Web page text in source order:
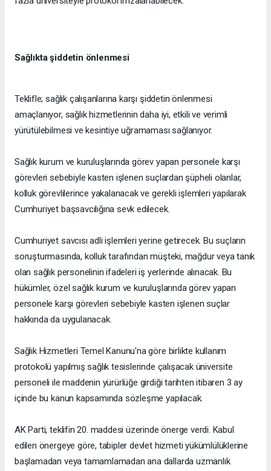
Sağlıkta şiddetin önlenmesi
Teklifle; sağlık çalışanlarına karşı şiddetin önlenmesi
amaçlanıyor, sağlık hizmetlerinin daha iyi, etkili ve verimli
yürütülebilmesi ve kesintiye uğramaması sağlanıyor.
Sağlık kurum ve kuruluşlarında görev yapan personele karşı
görevleri sebebiyle kasten işlenen suçlardan şüpheli olanlar,
kolluk görevlilerince yakalanacak ve gerekli işlemleri yapılarak
Cumhuriyet başsavcılığına sevk edilecek.
Cumhuriyet savcısı adli işlemleri yerine getirecek. Bu suçların
soruşturmasında, kolluk tarafından müşteki, mağdur veya tanık
olan sağlık personelinin ifadeleri iş yerlerinde alınacak. Bu
hükümler, özel sağlık kurum ve kuruluşlarında görev yapan
personele karşı görevleri sebebiyle kasten işlenen suçlar
hakkında da uygulanacak.
Sağlık Hizmetleri Temel Kanunu'na göre birlikte kullanım
protokolü yapılmış sağlık tesislerinde çalışacak üniversite
personeli ile maddenin yürürlüğe girdiği tarihten itibaren 3 ay
içinde bu kanun kapsamında sözleşme yapılacak.
AK Parti, teklifin 20. maddesi üzerinde önerge verdi. Kabul
edilen önergeye göre, tabipler devlet hizmeti yükümlülüklerine
başlamadan veya tamamlamadan ana dallarda uzmanlık